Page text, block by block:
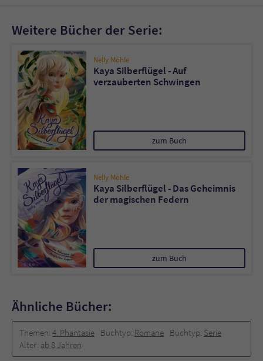
Weitere Bücher der Serie:
Nelly Möhle
Kaya Silberflügel - Auf
verzauberten Schwingen
zum Buch
Nelly Möhle
Kaya Silberflügel - Das Geheimnis
der magischen Federn
zum Buch
Ähnliche Bücher:
Themen: 4. Phantasie Buchtyp: Romane Buchtyp: Serie
Alter: ab 8 Jahren